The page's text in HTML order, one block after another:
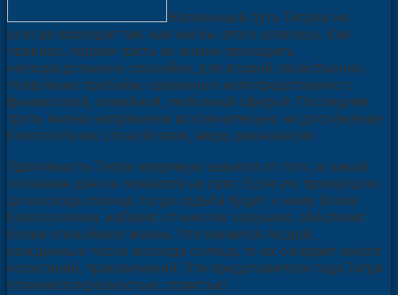
Жизненный путь Тигров не
всегда проходит так, как им бы этого хотелось. Как
правило, первая треть их жизни проходить
непосредственно спокойно, для второй свойственно
появление проблем, связанных непосредственно с
финансовой, семейной, любовной сферой. Последняя
треть жизни направлена исключительно на достижение
благополучия, спокойствия, мира, равновесия.
Удачливость Тигра напрямую зависит от того, в какой
половине дня он появился на свет. Если это произошло
до восхода солнца, тогда судьба будет к нему более
благосклонна: избавит от многих ловушек, обеспечит
более спокойную жизнь. Что касается людей,
рожденных после восхода солнца, то их ожидает много
испытаний, приключений. Эти представители года Тигра
отличаются резкостью, страстью.